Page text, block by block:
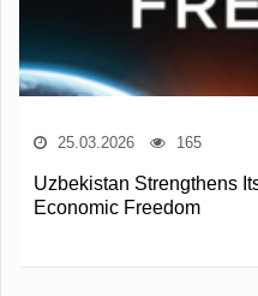
25.03.2026 165
Uzbekistan Strengthens
Economic Freedom